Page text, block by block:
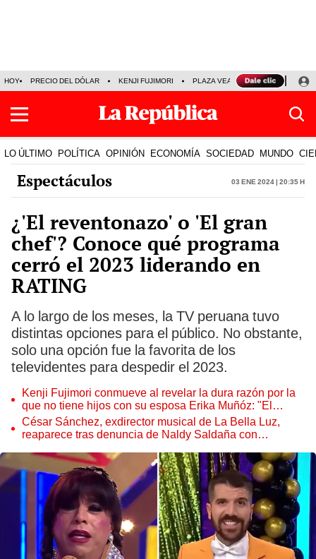
HOY PRECIO DEL DÓLAR KENJI FUJIMORI PLAZA VEA FERIADOS
LO ÚLTIMO POLÍTICA OPINIÓN ECONOMÍA SOCIEDAD MUNDO
Espectáculos 03 Ene 2024 | 20:35 h
¿'El reventonazo' o 'El gran
chef'? Conoce qué programa
cerró el 2023 liderando en
RATING
A lo largo de los meses, la TV peruana tuvo
distintas opciones para el público. No obstante,
solo una opción fue la favorita de los
televidentes para despedir el 2023.
Kenji Fujimori conmueve al revelar la dura razón por la
que no tiene hijos con su esposa Erika Muñóz: "El
proceso judicial"
César Sánchez, exdirector musical de La Bella Luz,
reaparece tras denuncia de Naldy Saldaña con